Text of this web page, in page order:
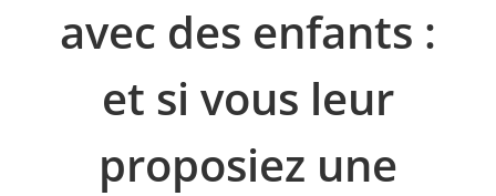
avec des enfants :
et si vous leur
proposiez une